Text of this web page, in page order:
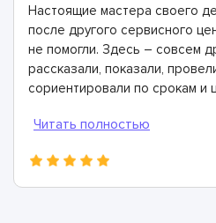
Настоящие мастера своего
после другого сервисного
не помогли. Здесь – совсем
рассказали, показали,
сориентировали по срокам и